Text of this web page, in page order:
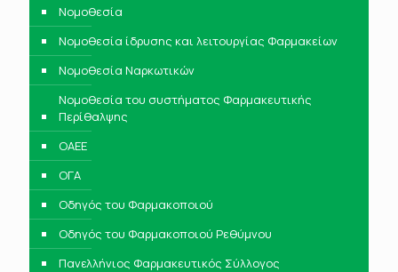
Νομοθεσία
Νομοθεσία ίδρυσης και λειτουργίας Φαρμακείων
Νομοθεσία Ναρκωτικών
Νομοθεσία του συστήματος Φαρμακευτικής
Περίθαλψης
ΟΑΕΕ
ΟΓΑ
Οδηγός του Φαρμακοποιού
Οδηγός του Φαρμακοποιού Ρεθύμνου
Πανελλήνιος Φαρμακευτικός Σύλλογος